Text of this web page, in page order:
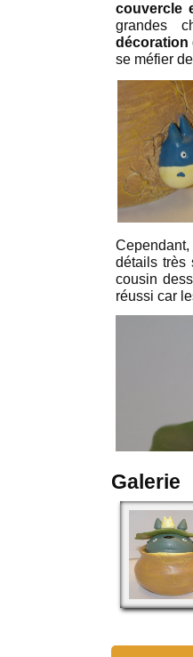
couvercle
grandes
décoration
se méfier
détails très
cousin
réussi car
Galerie